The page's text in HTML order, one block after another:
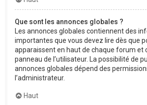
Que sont les annonces globales ?
Les annonces globales contiennent des
importantes que vous devez lire dès que
apparaissent en haut de chaque forum et
panneau de l’utilisateur. La possibilité de
annonces globales dépend des
l’administrateur.
Haut